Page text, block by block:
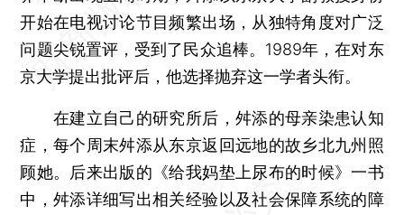
开始在电视讨论节目频繁出场，从独特角度对广泛
问题尖锐置评，受到了民众追棒。1989年，在对东
京大学提出批评后，他选择抛弃这一学者头衔。
在建立自己的研究所后，舛添的母亲染患认知
症，每个周末舛添从东京返回远地的故乡北九州照
顾她。后来出版的《给我妈垫上尿布的时候》一书
中，舛添详细写出相关经验以及社会保障系统的障